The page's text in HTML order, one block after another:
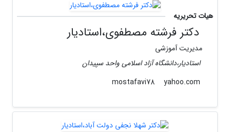
هیات تحریریه
دکتر فرشته مصطفوی،استادیار
مدیریت آموزشی
استادیار،دانشگاه آزاد اسلامی واحد سپیدان
yahoo.com